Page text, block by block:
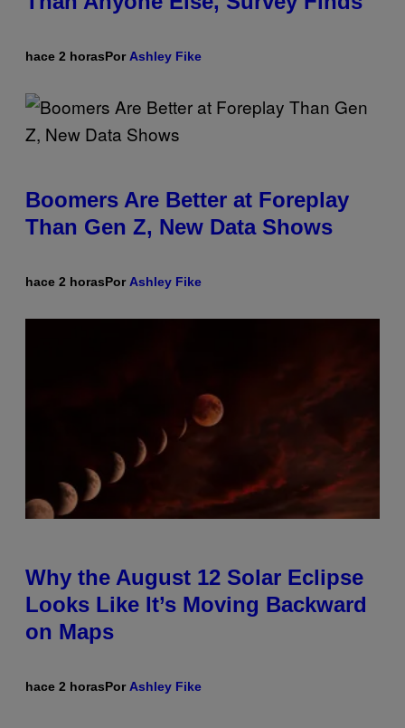
hace 2 horasPor Ashley Fike
Boomers Are Better at Foreplay
Than Gen Z, New Data Shows
hace 2 horasPor Ashley Fike
Why the August 12 Solar Eclipse
Looks Like It’s Moving Backward
on Maps
hace 2 horasPor Ashley Fike